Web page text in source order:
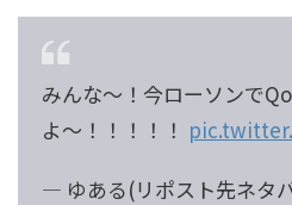
みんな〜！今ローソンで
よ〜！！！！！
— ゆある(リポスト先ネタ